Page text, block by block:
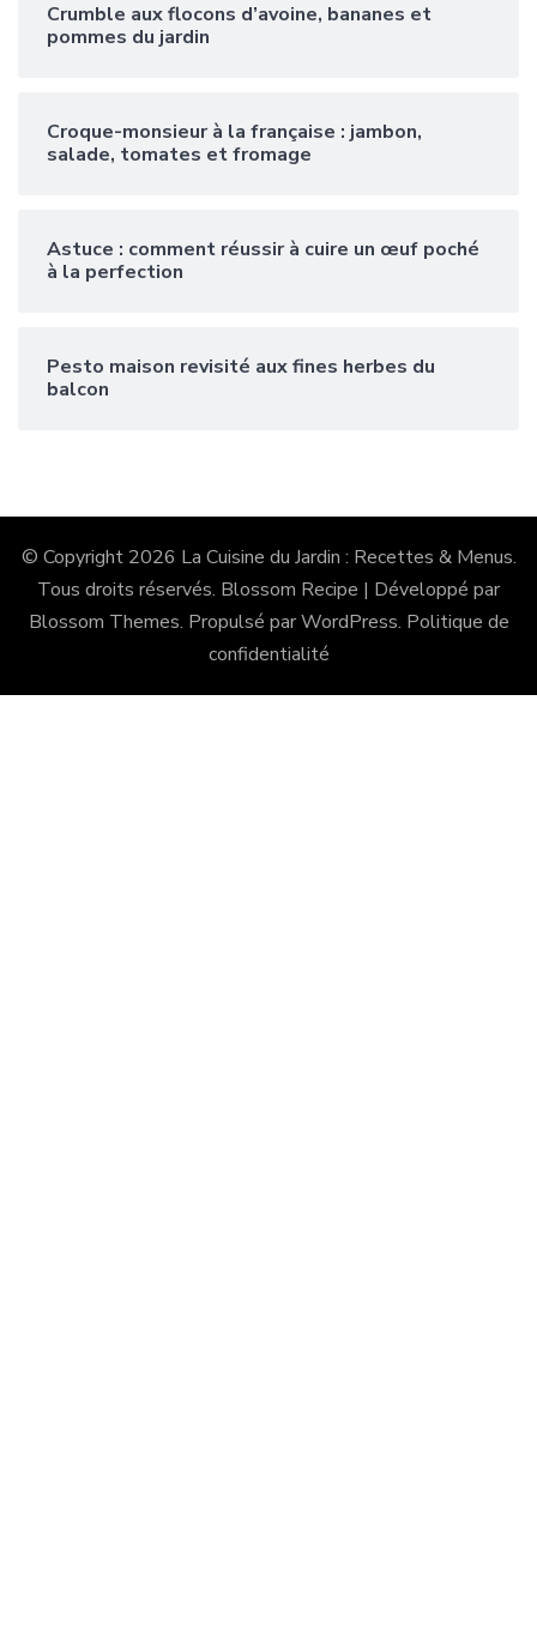
Crumble aux flocons d’avoine, bananes et
pommes du jardin
Croque-monsieur à la française : jambon,
salade, tomates et fromage
Astuce : comment réussir à cuire un œuf poché
à la perfection
Pesto maison revisité aux fines herbes du
balcon
© Copyright 2026 La Cuisine du Jardin : Recettes & Menus.
Tous droits réservés. Blossom Recipe | Développé par
Blossom Themes. Propulsé parWordPress. Politique de
confidentialité